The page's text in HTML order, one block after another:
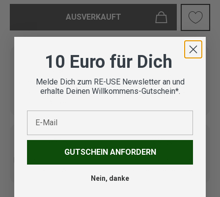
AUSVERKAUFT
Vom Outdoor Spezialisten
geprüfte Second Hand
Lieferung in 3-5 Werktagen
10 Euro für Dich
Melde Dich zum RE-USE Newsletter an und
erhalte Deinen Willkommens-Gutschein*.
GUTSCHEIN ANFORDERN
Nein, danke